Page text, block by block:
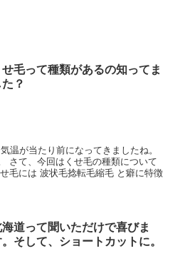
せ毛って種類があるの知ってま
た？
温が当たり前になってきましたね。
さて、今回はくせ毛の種類について
毛には 波状毛捻転毛縮毛 と癖に特徴
海道って聞いただけで喜びま
そして、ショートカットに。